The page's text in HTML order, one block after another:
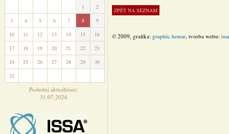
1
2
3
4 5 6 7 8
9
10
11 12 13 14 15
16
17
18 19 20 21 22
23
24
25 26 27 28 29
30
31
Poslední aktualizace:
31.07.2026
© 2009, grafika: graphic house, tvorba webu: